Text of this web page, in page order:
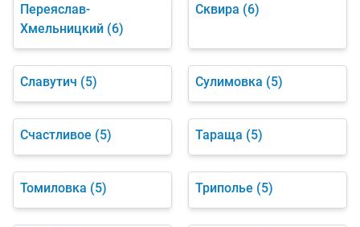
Переяслав-
Хмельницкий (6)
Сквира (6)
Славутич (5) Сулимовка (5)
Счастливое (5) Тараща (5)
Томиловка (5) Триполье (5)